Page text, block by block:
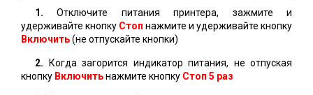
1. Отключите питания принтера, зажмите и
удерживайте кнопку Стоп нажмите и удерживайте кнопку
Включить(не отпускайте кнопки)
2. Когда загорится индикатор питания, не отпуская
кнопку Включитьнажмите кнопку Стоп 5 раз